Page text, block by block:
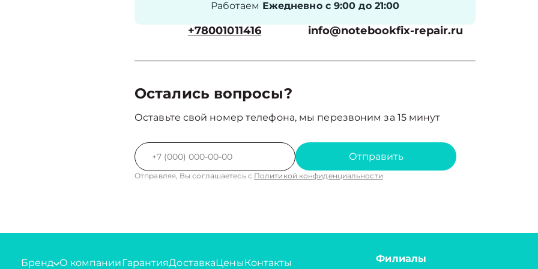
Работаем Ежедневно с 9:00 до 21:00
+78001011416 info@notebookfix-repair.ru
Остались вопросы?
Оставьте свой номер телефона, мы перезвоним за 15 минут
Отправить
Отправляя, Вы соглашаетесь с Политикой конфиденциальности
Бренд О компанииГарантияДоставкаЦеныКонтакты Филиалы